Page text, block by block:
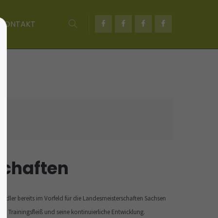
About us
Lorem ipsum dolor sit amet,
KONTAKT
bereits im Vorfeld für die Landesmeisterschaften Sachsen
Trainingsfleiß und seine kontinuierliche Entwicklung.